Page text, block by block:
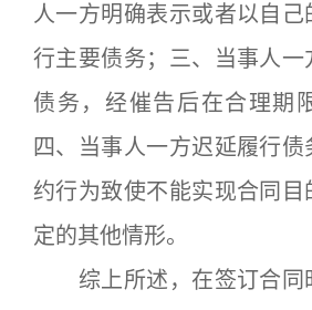
人一方明确表示或者以自
行主要债务；三、当事人一
债务，经催告后在合理期
四、当事人一方迟延履行
约行为致使不能实现合同
定的其他情形。
综上所述，在签订合同